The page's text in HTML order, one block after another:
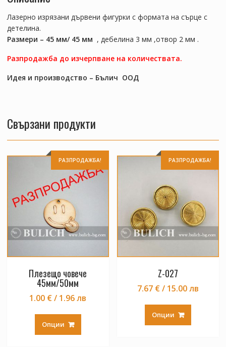
Лазерно изрязани дървени фигурки с формата на сърце с
детелина.
Размери – 45 мм/ 45 мм , дебелина 3 мм ,отвор 2 мм .
Разпродажба до изчерпване на количествата.
Идея и производство – Бълич ООД
Свързани продукти
РАЗПРОДАЖБА!
Плезещо човече
45мм/50мм
1.00 € / 1.96 лв
Опции
This
has
РАЗПРОДАЖБА!
Z-027
7.67 € / 15.00 лв
Опции
This
has